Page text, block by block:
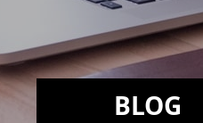
BLOG